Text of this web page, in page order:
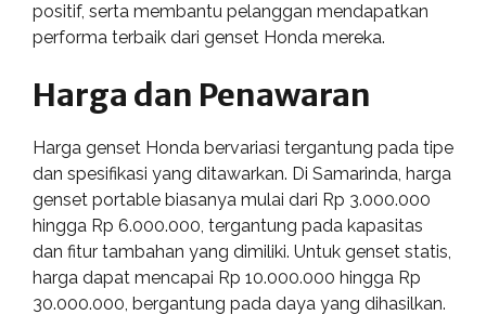
positif, serta membantu pelanggan mendapatkan
performa terbaik dari genset Honda mereka.
Harga dan Penawaran
Harga genset Honda bervariasi tergantung pada tipe
dan spesifikasi yang ditawarkan. Di Samarinda, harga
genset portable biasanya mulai dari Rp 3.000.000
hingga Rp 6.000.000, tergantung pada kapasitas
dan fitur tambahan yang dimiliki. Untuk genset statis,
harga dapat mencapai Rp 10.000.000 hingga Rp
30.000.000, bergantung pada daya yang dihasilkan.